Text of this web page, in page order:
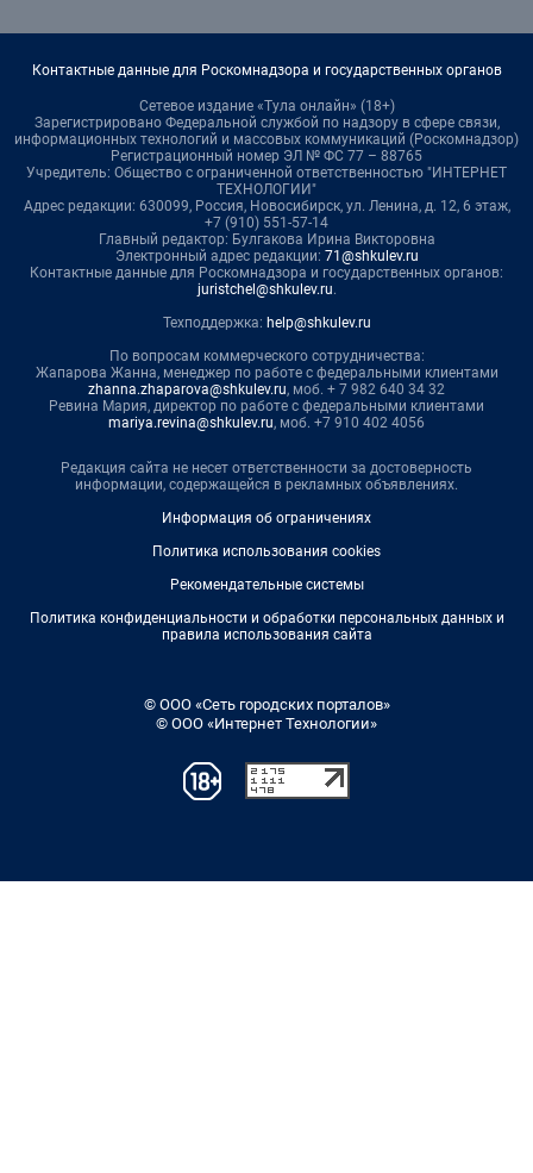
Контактные данные для Роскомнадзора и государственных органов
Сетевое издание «Тула онлайн» (18+)
Зарегистрировано Федеральной службой по надзору в сфере связи,
информационных технологий и массовых коммуникаций (Роскомнадзор)
Регистрационный номер ЭЛ № ФС 77 – 88765
Учредитель: Общество с ограниченной ответственностью "ИНТЕРНЕТ
ТЕХНОЛОГИИ"
Адрес редакции: 630099, Россия, Новосибирск, ул. Ленина, д. 12, 6 этаж,
+7 (910) 551-57-14
Главный редактор: Булгакова Ирина Викторовна
Электронный адрес редакции: 71@shkulev.ru
Контактные данные для Роскомнадзора и государственных органов:
juristchel@shkulev.ru.
Техподдержка: help@shkulev.ru
По вопросам коммерческого сотрудничества:
Жапарова Жанна, менеджер по работе с федеральными клиентами
zhanna.zhaparova@shkulev.ru, моб. + 7 982 640 34 32
Ревина Мария, директор по работе с федеральными клиентами
mariya.revina@shkulev.ru, моб. +7 910 402 4056
Редакция сайта не несет ответственности за достоверность
информации, содержащейся в рекламных объявлениях.
Информация об ограничениях
Политика использования cookies
Рекомендательные системы
Политика конфиденциальности и обработки персональных данных и
правила использования сайта
© ООО «Сеть городских порталов»
© ООО «Интернет Технологии»